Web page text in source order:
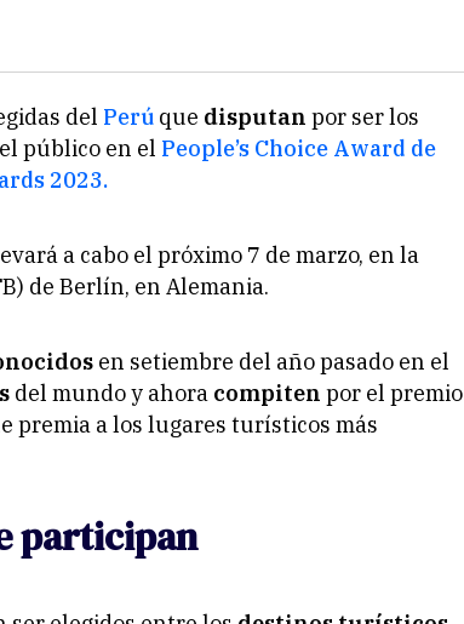
del Perú que disputan por ser los
público en el People’s Choice Award de
2023.
a cabo el próximo 7 de marzo, en la
de Berlín, en Alemania.
en setiembre del año pasado en el
del mundo y ahora compiten por el premio
premia a los lugares turísticos más
participan